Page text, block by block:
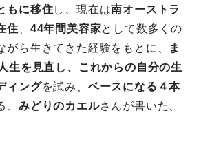
もに移住し、現在は南オーストラ
住
44年間美容家として数多くの
がら生きてきた経験をもとに、
ま
生を見直し、これからの自分の生
ィングを試み、 ベースになる４本
、みどりのカエルさんが書いた、